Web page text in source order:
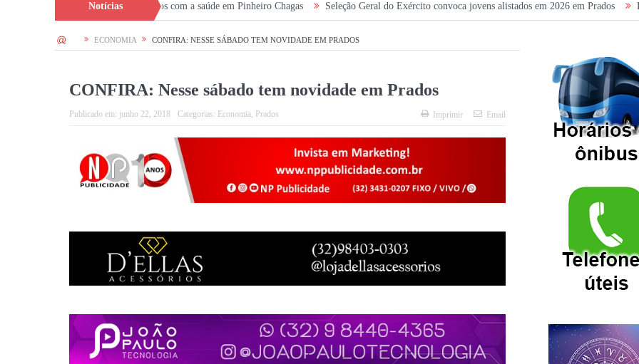
Notícias
prevenção e cuidados com a saúde em Pinheiro Chagas Seleção Geral do Exército convoca jovens alistados em 2026 em Prados Dia dos Pais
HOME ECONOMIA CONFIRA: NESSE SÁBADO TEM NOVIDADE EM PRADOS
CONFIRA: Nesse sábado tem novidade em Prados
Publicado em: junho 22, 2018 Categorias: Economia, Prados Imprimir Email